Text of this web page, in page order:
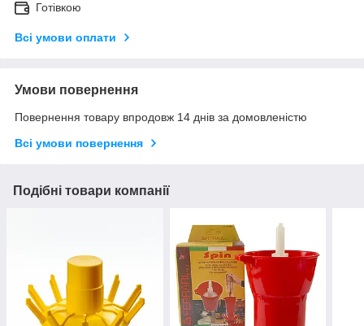
Готівкою
Всі умови оплати
Умови повернення
Повернення товару впродовж 14 днів за домовленістю
Всі умови повернення
Подібні товари компанії